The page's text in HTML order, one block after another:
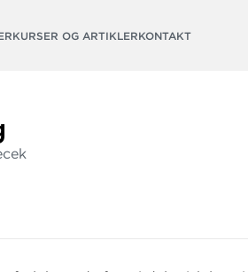
KURSER OG ARTIKLERKONTAKT